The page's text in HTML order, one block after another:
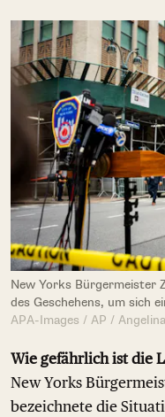
New Yorks Bürgermeister
des Geschehens, um sich
APA-Images / AP /
Wie gefährlich ist die
New Yorks
bezeichnete die